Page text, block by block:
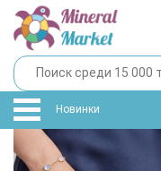
Новинки